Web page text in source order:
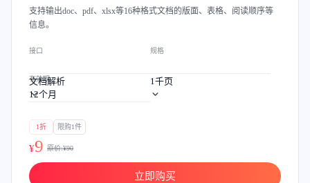
支持输出doc、pdf、xlsx等16种格式文档的版面、表格、阅读顺序等
信息。
接口
文档解析
规格
1千页
有效期
12个月
1折 限购1件
¥9 原价:¥90
立即购买